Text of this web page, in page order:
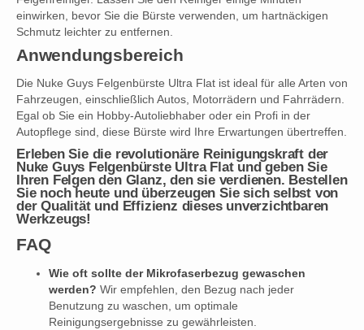
einwirken, bevor Sie die Bürste verwenden, um hartnäckigen
Schmutz leichter zu entfernen.
Anwendungsbereich
Die Nuke Guys Felgenbürste Ultra Flat ist ideal für alle Arten von
Fahrzeugen, einschließlich Autos, Motorrädern und Fahrrädern.
Egal ob Sie ein Hobby-Autoliebhaber oder ein Profi in der
Autopflege sind, diese Bürste wird Ihre Erwartungen übertreffen.
Erleben Sie die revolutionäre Reinigungskraft der
Nuke Guys Felgenbürste Ultra Flat und geben Sie
Ihren Felgen den Glanz, den sie verdienen. Bestellen
Sie noch heute und überzeugen Sie sich selbst von
der Qualität und Effizienz dieses unverzichtbaren
Werkzeugs!
FAQ
Wie oft sollte der Mikrofaserbezug gewaschen
werden? Wir empfehlen, den Bezug nach jeder
Benutzung zu waschen, um optimale
Reinigungsergebnisse zu gewährleisten.